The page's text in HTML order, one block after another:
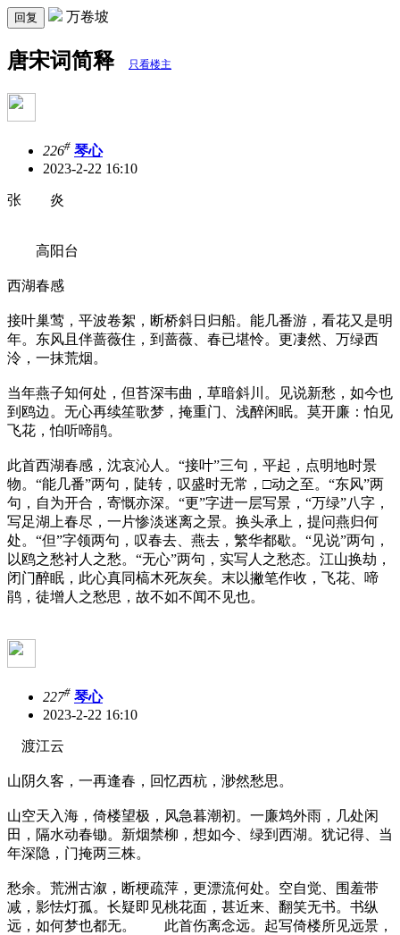
回复 万卷坡
唐宋词简释 只看楼主
226# 琴心
2023-2-22 16:10
张 炎
高阳台
西湖春感
接叶巢莺，平波卷絮，断桥斜日归船。能几番游，看花又是明
年。东风且伴蔷薇住，到蔷薇、春已堪怜。更凄然、万绿西
泠，一抹荒烟。
当年燕子知何处，但苔深韦曲，草暗斜川。见说新愁，如今也
到鸥边。无心再续笙歌梦，掩重门、浅醉闲眠。莫开廉：怕见
飞花，怕听啼鹃。
此首西湖春感，沈哀沁人。“接叶”三句，平起，点明地时景
物。“能几番”两句，陡转，叹盛时无常，□动之至。“东风”两
句，自为开合，寄慨亦深。“更”字进一层写景，“万绿”八字，
写足湖上春尽，一片惨淡迷离之景。换头承上，提问燕归何
处。“但”字领两句，叹春去、燕去，繁华都歇。“见说”两句，
以鸥之愁衬人之愁。“无心”两句，实写人之愁态。江山换劫，
闭门醉眠，此心真同槁木死灰矣。末以撇笔作收，飞花、啼
鹃，徒增人之愁思，故不如不闻不见也。
227# 琴心
2023-2-22 16:10
渡江云
山阴久客，一再逢春，回忆西杭，渺然愁思。
山空天入海，倚楼望极，风急暮潮初。一廉鸩外雨，几处闲
田，隔水动春锄。新烟禁柳，想如今、绿到西湖。犹记得、当
年深隐，门掩两三株。
愁余。荒洲古溆，断梗疏萍，更漂流何处。空自觉、围羞带
减，影怯灯孤。长疑即见桃花面，甚近来、翻笑无书。书纵
远，如何梦也都无。 此首伤离念远。起写倚楼所见远景，